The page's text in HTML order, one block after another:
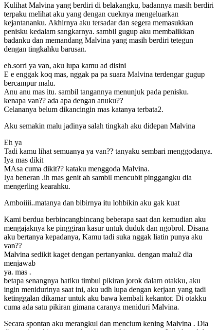
Kulihat Malvina yang berdiri di belakangku, badannya masih berdiri
terpaku melihat aku yang dengan cueknya mengeluarkan
kejantananku. Akhirnya aku tersadar dan segera memasukkan
penisku kedalam sangkarnya. sambil gugup aku membalikkan
badanku dan memandang Malvina yang masih berdiri tetegun
dengan tingkahku barusan.
eh.sorri ya van, aku lupa kamu ad disini
E e enggak koq mas, nggak pa pa suara Malvina terdengar gugup
bercampur malu.
Anu anu mas itu. sambil tangannya menunjuk pada penisku.
kenapa van?? ada apa dengan anuku??
Celananya belum dikancingin mas katanya terbata2.
Aku semakin malu jadinya salah tingkah aku didepan Malvina
Eh ya
Tadi kamu lihat semuanya ya van?? tanyaku sembari menggodanya.
Iya mas dikit
MAsa cuma dikit?? kataku menggoda Malvina.
Iya beneran .ih mas genit ah sambil mencubit pinggangku dia
mengerling kearahku.
Amboiiii..matanya dan bibirnya itu lohbikin aku gak kuat
Kami berdua berbincangbincang beberapa saat dan kemudian aku
mengajaknya ke pinggiran kasur untuk duduk dan ngobrol. Disana
aku bertanya kepadanya, Kamu tadi suka nggak liatin punya aku
van??
Malvina sedikit kaget dengan pertanyanku. dengan malu2 dia
menjawab
ya. mas .
betapa senangnya hatiku timbul pikiran jorok dalam otakku, aku
ingin menidurinya saat ini, aku udh lupa dengan kerjaan yang tadi
ketinggalan dikamar untuk aku bawa kembali kekantor. Di otakku
cuma ada satu pikiran gimana caranya meniduri Malvina.
Secara spontan aku merangkul dan mencium kening Malvina . Dia